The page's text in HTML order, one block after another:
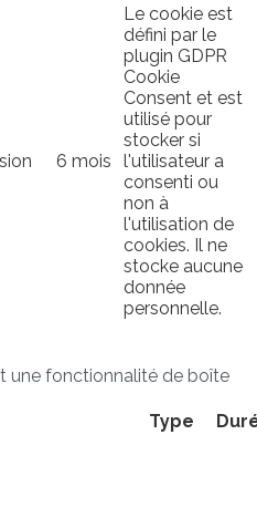
6 mois
Le cookie est
défini par le
plugin GDPR
Cookie
Consent et est
utilisé pour
stocker si
l'utilisateur a
consenti ou
non à
l'utilisation de
cookies. Il ne
stocke aucune
donnée
personnelle.
une fonctionnalité de boîte
Type